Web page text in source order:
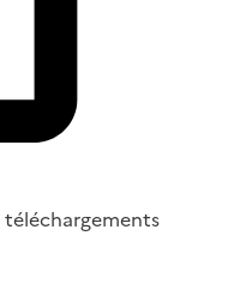
téléchargements